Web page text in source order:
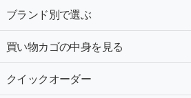
ブランド別で選ぶ
買い物カゴの中身を見る
クイックオーダー